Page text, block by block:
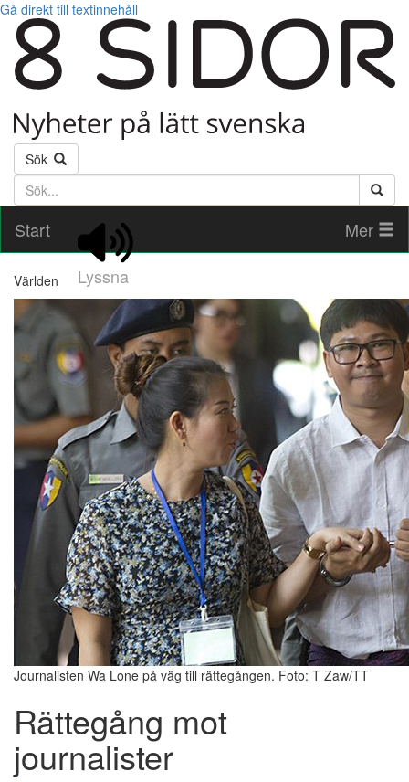
Gå direkt till textinnehåll
Sök
Söktext
Start
Lyssna
Mer
Världen
Journalisten Wa Lone på väg till rättegången. Foto: T Zaw/TT
Rättegång mot
journalister